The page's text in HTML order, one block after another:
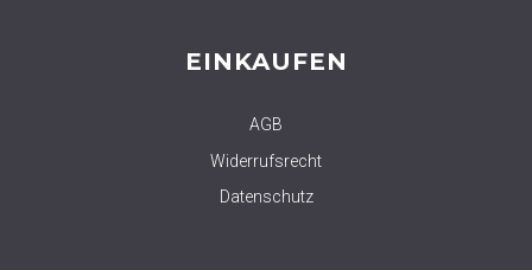
EINKAUFEN
AGB
Widerrufsrecht
Datenschutz